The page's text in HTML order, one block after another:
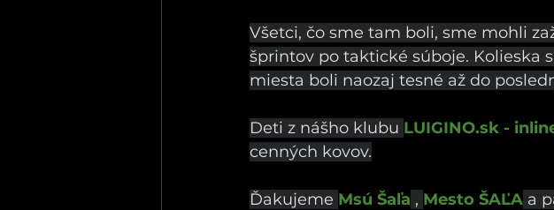
Všetci, čo sme tam boli, sme mohli
šprintov po taktické súboje. Kolieska
miesta boli naozaj tesné až do
Deti z nášho klubu LUIGINO.sk -
cenných kovov.
Ďakujeme Msú Šaľa , Mesto ŠAĽA a